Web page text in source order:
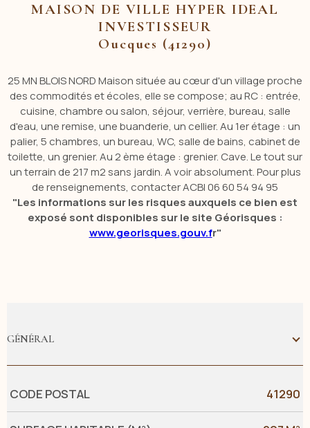
MAISON DE VILLE HYPER IDEAL
INVESTISSEUR
Oucques (41290)
25 MN BLOIS NORD Maison située au cœur d'un village proche
des commodités et écoles, elle se compose; auRC: entrée,
cuisine, chambre ou salon, séjour, verrière, bureau, salle
d'eau, une remise, une buanderie, un cellier.Au 1er étage : un
palier, 5 chambres, un bureau, WC, salle de bains, cabinet de
toilette, un grenier.Au2 ème étage : grenier. Cave.Le tout sur
un terrain de 217 m2 sans jardin. A voir absolument.Pour plus
de renseignements, contacterACBI06 60 54 94 95
"Les informations sur les risques auxquels ce bien est
exposé sont disponibles sur le site Géorisques :
www.georisques.gouv.fr"
GÉNÉRAL
Caractérisque Valeurs
CODE POSTAL 41290